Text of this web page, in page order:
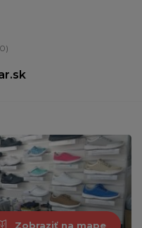
Zobraziť na mape